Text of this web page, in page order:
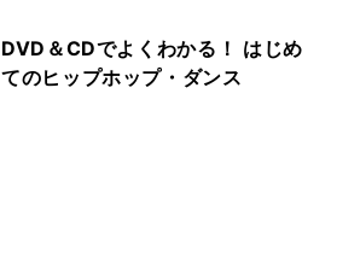
DVD＆CDでよくわかる！ はじめ
てのヒップホップ・ダンス